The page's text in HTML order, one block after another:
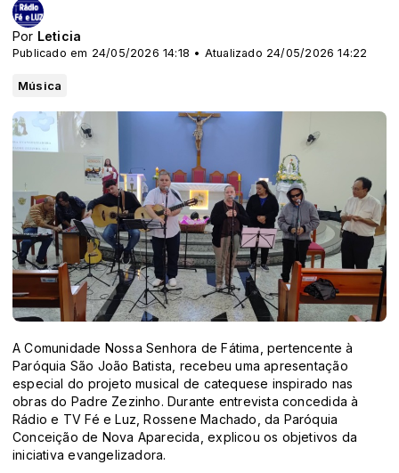
Por Leticia
Publicado em 24/05/2026 14:18 • Atualizado 24/05/2026 14:22
Música
A Comunidade Nossa Senhora de Fátima, pertencente à
Paróquia São João Batista , recebeu uma apresentação
especial do projeto musical de catequese inspirado nas
obras do Padre Zezinho. Durante entrevista concedida à
Rádio e TV Fé e Luz, Rossene Machado, da Paróquia
Conceição de Nova Aparecida , explicou os objetivos da
iniciativa evangelizadora.